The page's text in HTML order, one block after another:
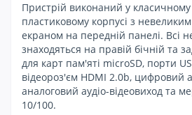
Пристрій виконаний у
пластиковому корпусі з
екраном на передній панелі. Всі
знаходяться на правій бічній та
для карт пам'яті microSD, порти
відеороз'єм HDMI 2.0b, цифровий
аналоговий аудіо-відеовиход та
10/100.